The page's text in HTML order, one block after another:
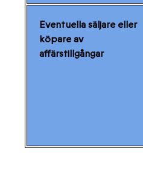
Eventuella säljare eller
köpare av
affärstillgångar